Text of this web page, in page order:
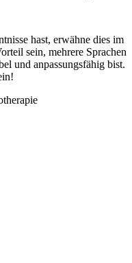
hast, erwähne dies im
sein, mehrere Sprachen
und anpassungsfähig bist.